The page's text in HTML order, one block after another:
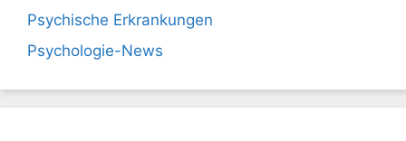
Psychische Erkrankungen
Psychologie-News